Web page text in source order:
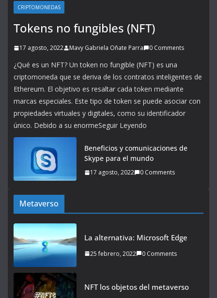
CRIPTOMONEDAS
Tokens no fungibles (NFT)
17 agosto, 2022 Mavy Gabriela Oñate Parra 0 Comments
¿Qué es un NFT? Un token no fungible (NFT) es una
criptomoneda que se deriva de los contratos inteligentes de
Ethereum. El objetivo es resaltar cada token mediante
marcas especiales. Este tipo de token se puede asociar con
propiedades virtuales y digitales, como su identificador
único. Debido a su enormeSeguir Leyendo
Beneficios y comunicaciones de
Skype para el mundo
17 agosto, 2022 0 Comments
Metaverso
La alternativa: Microsoft Edge
25 febrero, 2022 0 Comments
NFT los objetos del metaverso